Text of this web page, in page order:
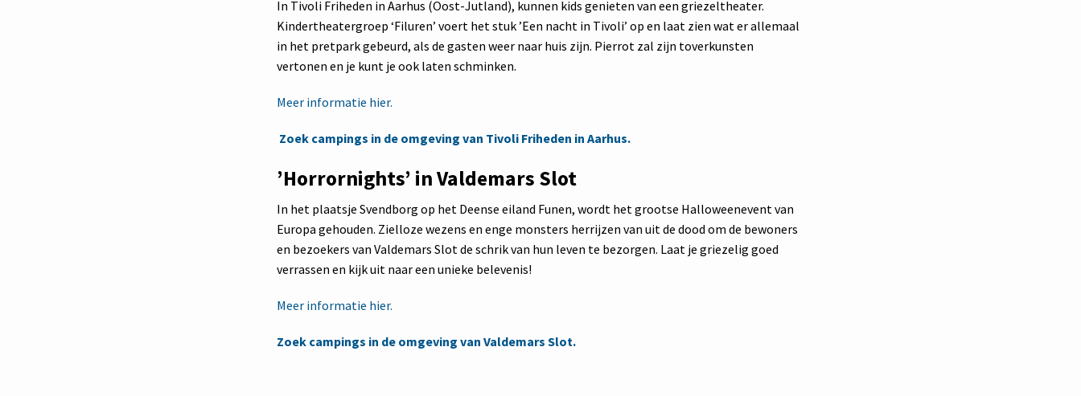
In Tivoli Friheden in Aarhus (Oost-Jutland), kunnen kids genieten van een griezeltheater.
Kindertheatergroep ‘Filuren’ voert het stuk ’Een nacht in Tivoli’ op en laat zien wat er allemaal
in het pretpark gebeurd, als de gasten weer naar huis zijn. Pierrot zal zijn toverkunsten
vertonen en je kunt je ook laten schminken.
Meer informatie hier.
Zoek campings in de omgeving van Tivoli Friheden in Aarhus.
’Horrornights’ in Valdemars Slot
In het plaatsje Svendborg op het Deense eiland Funen, wordt het grootse Halloweenevent van
Europa gehouden. Zielloze wezens en enge monsters herrijzen van uit de dood om de bewoners
en bezoekers van Valdemars Slot de schrik van hun leven te bezorgen. Laat je griezelig goed
verrassen en kijk uit naar een unieke belevenis!
Meer informatie hier.
Zoek campings in de omgeving van Valdemars Slot.